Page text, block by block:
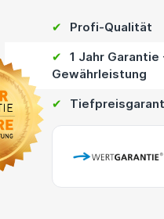
✔ Profi-Qualität
✔
1 Jahr Garantie
Gewährleistung
✔